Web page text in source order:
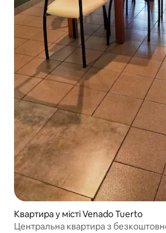
Квартира у місті Venado Tuerto
Центральна квартира з